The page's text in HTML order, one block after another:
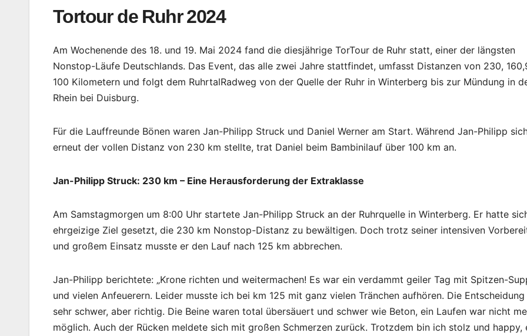
Tortour de Ruhr 2024
Am Wochenende des 18. und 19. Mai 2024 fand die diesjährige TorTour de Ruhr statt, einer der längsten
Nonstop-Läufe Deutschlands. Das Event, das alle zwei Jahre stattfindet, umfasst Distanzen von 230,
100 Kilometern und folgt dem RuhrtalRadweg von der Quelle der Ruhr in Winterberg bis zur Mündung in
Rhein bei Duisburg.
Für die Lauffreunde Bönen waren Jan-Philipp Struck und Daniel Werner am Start. Während Jan-Philipp
erneut der vollen Distanz von 230 km stellte, trat Daniel beim Bambinilauf über 100 km an.
Jan-Philipp Struck: 230 km – Eine Herausforderung der Extraklasse
Am Samstagmorgen um 8:00 Uhr startete Jan-Philipp Struck an der Ruhrquelle in Winterberg. Er hatte
ehrgeizige Ziel gesetzt, die 230 km Nonstop-Distanz zu bewältigen. Doch trotz seiner intensiven
und großem Einsatz musste er den Lauf nach 125 km abbrechen.
Jan-Philipp berichtete: „Krone richten und weitermachen! Es war ein verdammt geiler Tag mit Spitzen-
und vielen Anfeuerern. Leider musste ich bei km 125 mit ganz vielen Tränchen aufhören. Die
sehr schwer, aber richtig. Die Beine waren total übersäuert und schwer wie Beton, ein Laufen war nicht
möglich. Auch der Rücken meldete sich mit großen Schmerzen zurück. Trotzdem bin ich stolz und happy,